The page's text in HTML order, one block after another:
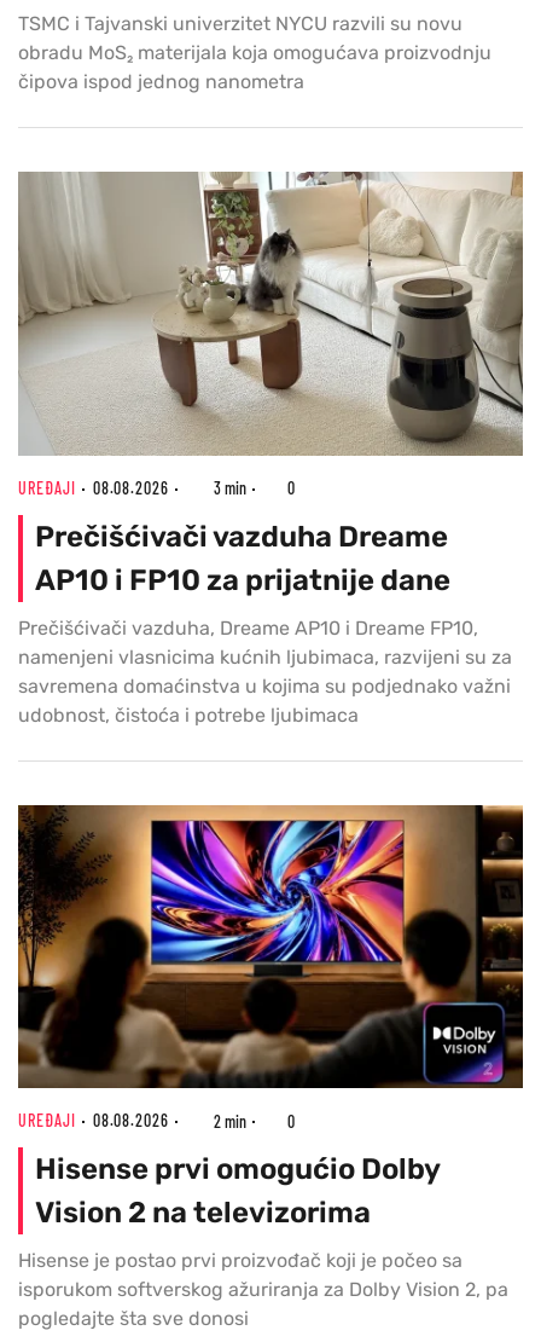
TSMC i Tajvanski univerzitet NYCU razvili su novu
obradu MoS₂ materijala koja omogućava proizvodnju
čipova ispod jednog nanometra
UREĐAJI 08.08.2026 3 min 0
Prečišćivači vazduha Dreame
AP10 i FP10 za prijatnije dane
Prečišćivači vazduha, Dreame AP10 i Dreame FP10,
namenjeni vlasnicima kućnih ljubimaca, razvijeni su za
savremena domaćinstva u kojima su podjednako važni
udobnost, čistoća i potrebe ljubimaca
UREĐAJI 08.08.2026 2 min 0
Hisense prvi omogućio Dolby
Vision 2 na televizorima
Hisense je postao prvi proizvođač koji je počeo sa
isporukom softverskog ažuriranja za Dolby Vision 2, pa
pogledajte šta sve donosi